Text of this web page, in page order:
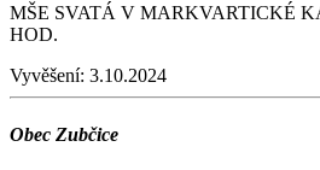
MŠE SVATÁ V MARKVARTICKÉ
HOD.
Vyvěšení: 3.10.2024
Obec Zubčice